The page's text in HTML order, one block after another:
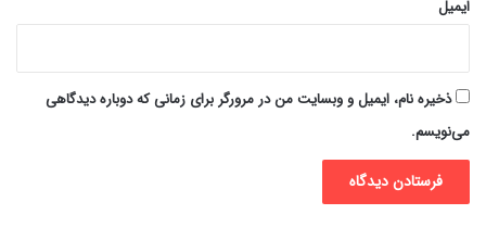
ایمیل
ذخیره نام، ایمیل و وبسایت من در مرورگر برای زمانی که دوباره دیدگاهی
می‌نویسم.